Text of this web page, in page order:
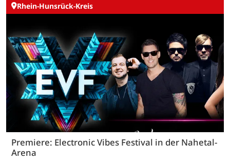
Rhein-Hunsrück-Kreis
Premiere: Electronic Vibes Festival in der Nahetal-
Arena